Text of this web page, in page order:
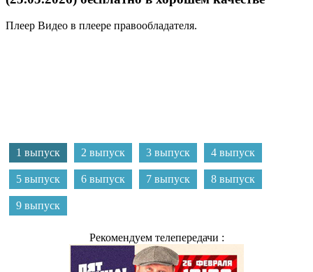
Плеер Видео в плеере правообладателя.
1 выпуск 2 выпуск 3 выпуск 4 выпуск
5 выпуск 6 выпуск 7 выпуск 8 выпуск
9 выпуск
Рекомендуем телепередачи :